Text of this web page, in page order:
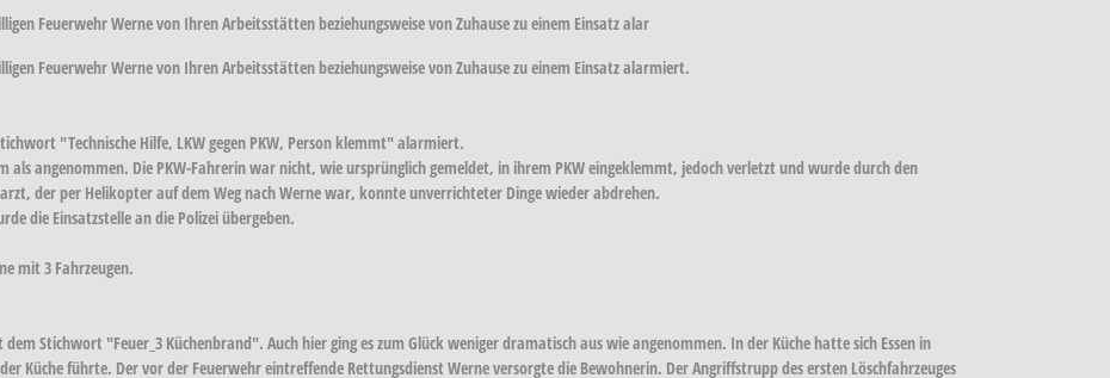
Feuerwehr Werne von Ihren Arbeitsstätten beziehungsweise von Zuhause zu einem Einsatz alar
Feuerwehr Werne von Ihren Arbeitsstätten beziehungsweise von Zuhause zu einem Einsatz alarmiert.
"Technische Hilfe, LKW gegen PKW, Person klemmt" alarmiert.
als angenommen. Die PKW-Fahrerin war nicht, wie ursprünglich gemeldet, in ihrem PKW eingeklemmt, jedoch verletzt und wurde durch den
der per Helikopter auf dem Weg nach Werne war, konnte unverrichteter Dinge wieder abdrehen.
die Einsatzstelle an die Polizei übergeben.
mit 3 Fahrzeugen.
Stichwort "Feuer_3 Küchenbrand". Auch hier ging es zum Glück weniger dramatisch aus wie angenommen. In der Küche hatte sich Essen in
Küche führte. Der vor der Feuerwehr eintreffende Rettungsdienst Werne versorgte die Bewohnerin. Der Angriffstrupp des ersten Löschfahrzeuges